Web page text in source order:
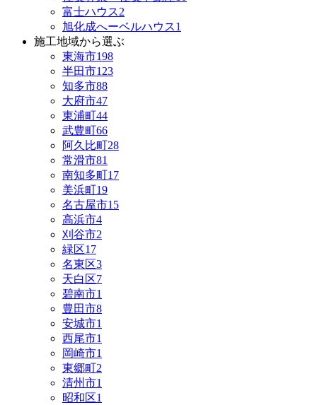
富士ハウス2
旭化成へーベルハウス1
施工地域から選ぶ
東海市198
半田市123
知多市88
大府市47
東浦町44
武豊町66
阿久比町28
常滑市81
南知多町17
美浜町19
名古屋市15
高浜市4
刈谷市2
緑区17
名東区3
天白区7
碧南市1
豊田市8
安城市1
西尾市1
岡崎市1
東郷町2
清州市1
昭和区1